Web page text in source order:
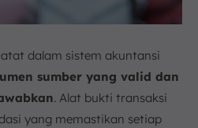
dalam sistem akuntansi
sumber yang valid dan
. Alat bukti transaksi
yang memastikan setiap